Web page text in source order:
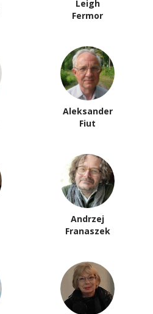
Leigh
Fermor
Aleksander
Fiut
Andrzej
Franaszek